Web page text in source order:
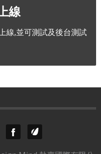
線
線,並可測試及後台測試